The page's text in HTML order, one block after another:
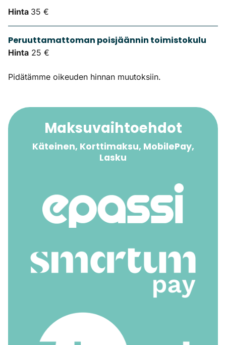
Hinta 35 €
Peruuttamattoman poisjäännin toimistokulu
Hinta 25 €
Pidätämme oikeuden hinnan muutoksiin.
Maksuvaihtoehdot
Käteinen, Korttimaksu, MobilePay,
Lasku